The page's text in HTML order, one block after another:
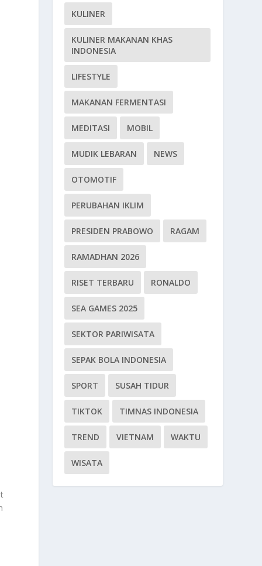
KULINER
KULINER MAKANAN KHAS
INDONESIA
LIFESTYLE
MAKANAN FERMENTASI
MEDITASI MOBIL
MUDIK LEBARAN NEWS
OTOMOTIF
PERUBAHAN IKLIM
PRESIDEN PRABOWO RAGAM
RAMADHAN 2026
RISET TERBARU RONALDO
SEA GAMES 2025
SEKTOR PARIWISATA
SEPAK BOLA INDONESIA
SPORT SUSAH TIDUR
TIKTOK TIMNAS INDONESIA
TREND VIETNAM WAKTU
WISATA